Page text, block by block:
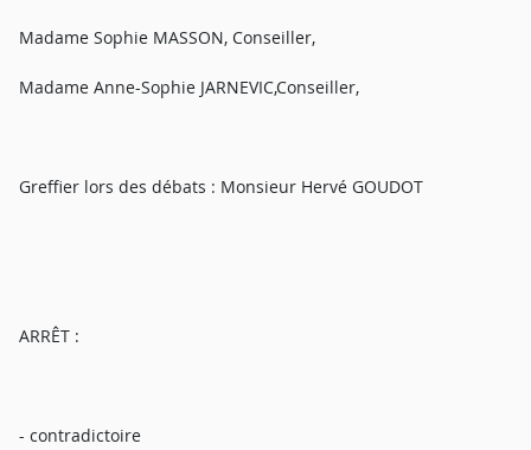
Madame Sophie MASSON, Conseiller,
Madame Anne-Sophie JARNEVIC,Conseiller,
Greffier lors des débats : Monsieur Hervé GOUDOT
ARRÊT :
- contradictoire